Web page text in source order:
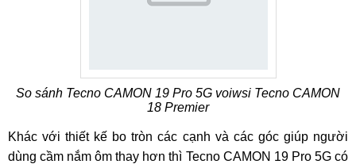
So sánh Tecno CAMON 19 Pro 5G voiwsi Tecno CAMON
18 Premier
Khác với thiết kế bo tròn các cạnh và các góc giúp người
dùng cầm nắm ôm thay hơn thì Tecno CAMON 19 Pro 5G có